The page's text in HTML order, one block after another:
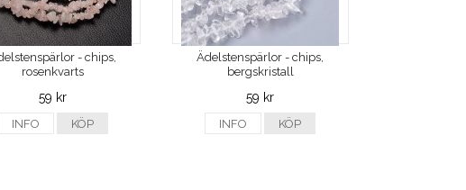
- chips,
rosenkvarts
59 kr
INFO KÖP
Ädelstenspärlor - chips,
bergskristall
59 kr
INFO KÖP